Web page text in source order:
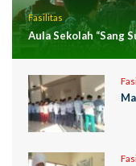
Fasilitas
Aula Sekolah “Sang